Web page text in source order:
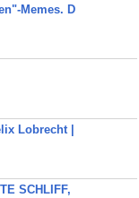
Memes. D
Lobrecht |
SCHLIFF,